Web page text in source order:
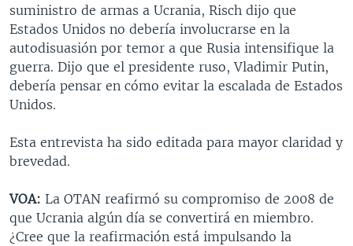
suministro de armas a Ucrania, Risch dijo que
Estados Unidos no debería involucrarse en la
autodisuasión por temor a que Rusia intensifique la
guerra. Dijo que el presidente ruso, Vladimir Putin,
debería pensar en cómo evitar la escalada de Estados
Unidos.
Esta entrevista ha sido editada para mayor claridad y
brevedad.
VOA: La OTAN reafirmó su compromiso de 2008 de
que Ucrania algún día se convertirá en miembro.
¿Cree que la reafirmación está impulsando la